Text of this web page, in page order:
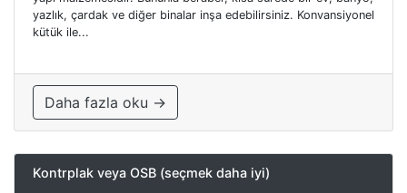
yazlık, çardak ve diğer binalar inşa edebilirsiniz. Konvansiyonel
kütük ile...
Daha fazla oku →
Kontrplak veya OSB (seçmek daha iyi)